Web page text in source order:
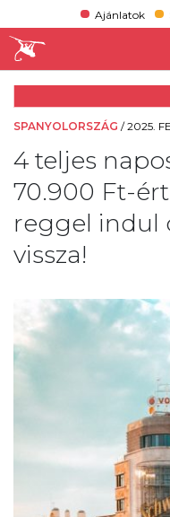
Ajánlatok
SPANYOLORSZÁG /2025.
4 teljes
70.900 Ft-
reggel indul
vissza!